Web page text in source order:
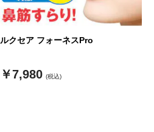
ルクセア フォーネスPro
￥7,980 (税込)